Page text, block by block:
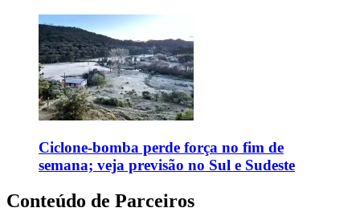
Ciclone-bomba perde força no fim de
semana; veja previsão no Sul e Sudeste
Conteúdo de Parceiros